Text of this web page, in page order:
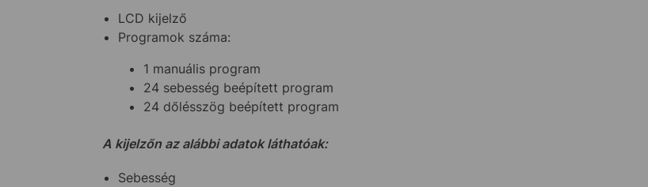
LCD kijelző
Programok száma:
1 manuális program
24 sebesség beépített program
24 dőlésszög beépített program
A kijelzőn az alábbi adatok láthatóak:
Sebesség